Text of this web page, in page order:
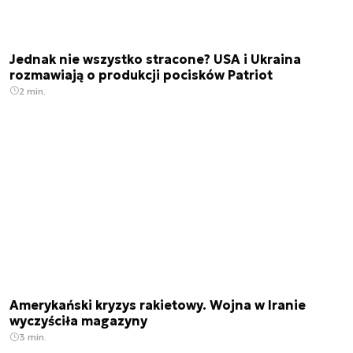
Jednak nie wszystko stracone? USA i Ukraina
rozmawiają o produkcji pocisków Patriot
2 min.
Amerykański kryzys rakietowy. Wojna w Iranie
wyczyściła magazyny
3 min.